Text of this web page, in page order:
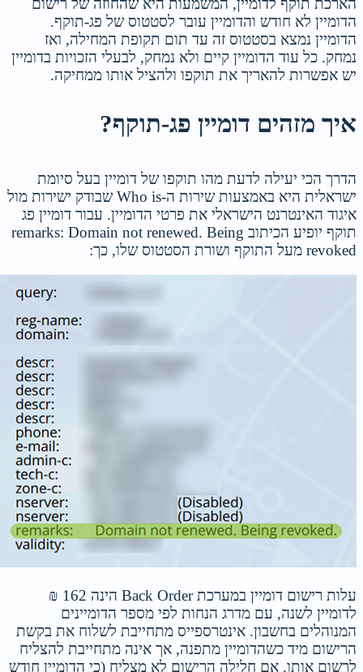
הארכת תוקף לדומיין, המשמעות היא שהחוזה של רישום
הדומיין לא חודש והדומיין עובר לסטטוס של פג-תוקף.
הדומיין נמצא בסטטוס זה עד תום תקופת המחילה, ואז
נמחק. כל עוד הדומיין קיים ולא נמחק, לבעלי הזכויות בדומיין
יש אפשרות להאריך את תוקפו ולהציל אותו ממחיקה.
איך מזהים דומיין פג-תוקף?
הדרך הכי יעילה לדעת מהו תוקפו של דומיין בעל סיומת
ישראלית היא באמצעות שירות ה-Who is שבודק ישירות מול
איגוד האינטרנט הישראלי את פרטי הדומיין. עבור דומיין פג
תוקף יופיע הכיתוב remarks: Domain not renewed. Being
revoked מעל התוקף ושורת הסטטוס שלו, כך:
עלות רישום דומיין במערכת Back Order הינה 162 ₪
לדומיין לשנה, עם מדרג הנחות לפי מספר הדומיינים
המנוהלים בחשבון. אינטרספייס מתחייבת לשלוח את בקשת
הרישום מיד כשהדומיין מתפנה, אך אינה מתחייבת להצליח
לרשום אותו. אם חלילה הרישום לא מצליח (כי הדומיין חודש